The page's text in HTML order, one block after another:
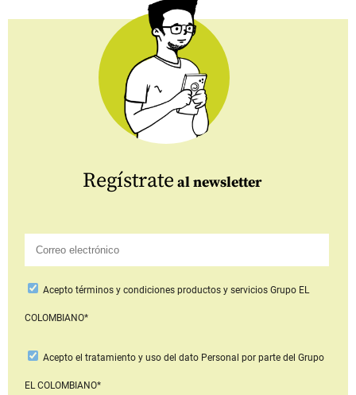
Regístrate al newsletter
Aceptotérminos y condiciones productos y serviciosGrupo EL
COLOMBIANO*
Acepto el tratamiento y uso del dato Personal por parte del Grupo
EL COLOMBIANO*